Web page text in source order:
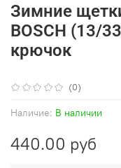
(0)
Наличие: В наличии
Зимние
BOSCH (13/
крючок
440.00 руб